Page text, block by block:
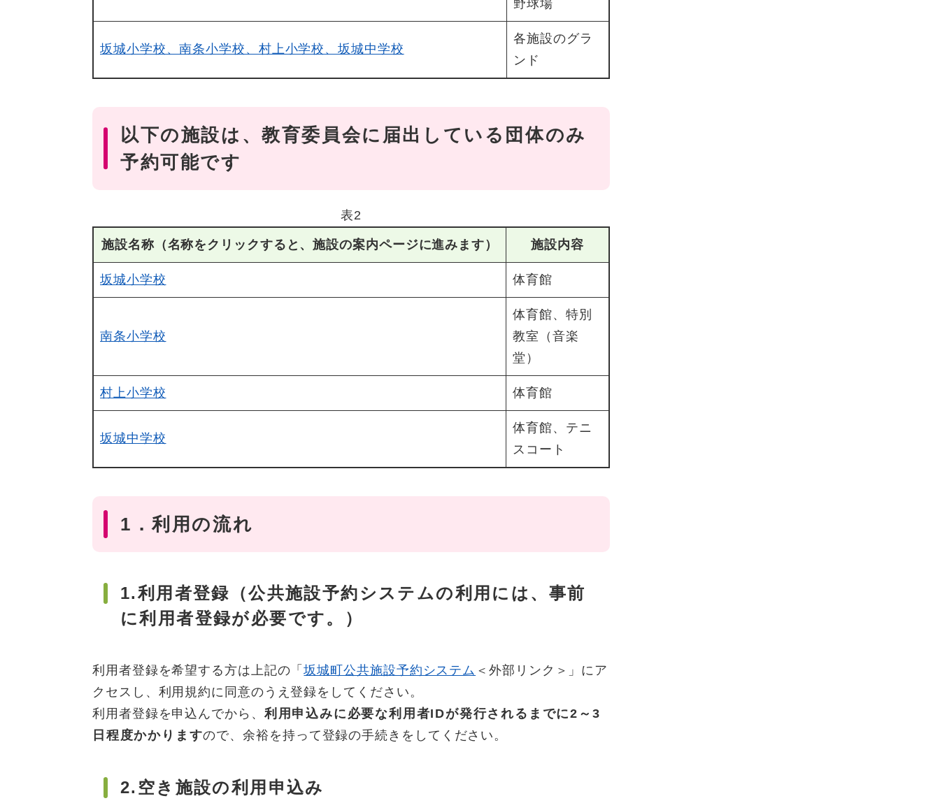
野球場
坂城小学校、南条小学校、村上小学校、坂城中学校
各施設のグラ
ンド
以下の施設は、教育委員会に届出している団体のみ
予約可能です
表2
施設名称（名称をクリックすると、施設の案内ページに進みます） 施設内容
坂城小学校 体育館
南条小学校
体育館、特別
教室（音楽
堂）
村上小学校 体育館
坂城中学校
体育館、テニ
スコート
1．利用の流れ
1.利用者登録（公共施設予約システムの利用には、事前
に利用者登録が必要です。）
利用者登録を希望する方は上記の「坂城町公共施設予約システム ＜外部リンク＞ 」にア
クセスし、利用規約に同意のうえ登録をしてください。
利用者登録を申込んでから、 利用申込みに必要な利用者IDが発行されるまでに2～3
日程度かかりますので、余裕を持って登録の手続きをしてください。
2.空き施設の利用申込み